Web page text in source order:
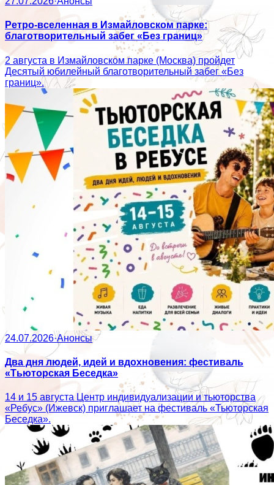
Ретро-вселенная в Измайловском парке:
благотворительный забег «Без границ»
2 августа в Измайловском парке (Москва) пройдет
Десятый юбилейный благотворительный забег «Без
границ».
24.07.2026·Анонсы
Два дня людей, идей и вдохновения: фестиваль
«Тьюторская Беседка»
14 и 15 августа Центр индивидуализации и тьюторства
«Ребус» (Ижевск) приглашает на фестиваль «Тьюторская
Беседка».